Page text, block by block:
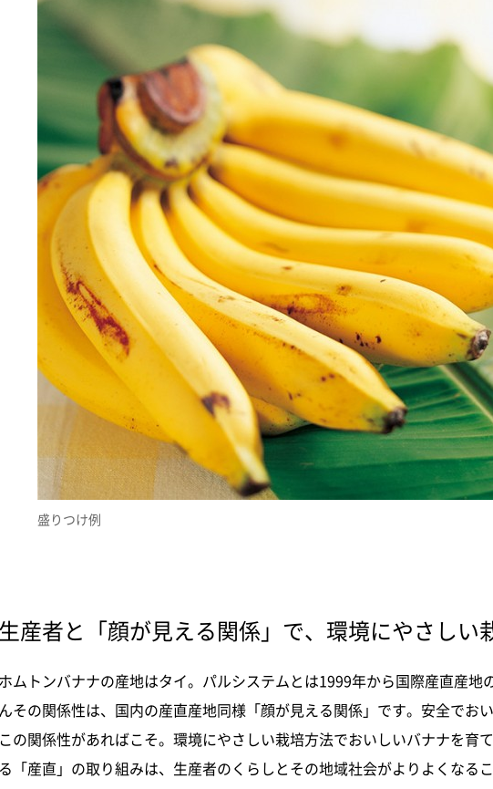
盛りつけ例
生産者と「顔が見える関係」で、環境にやさしい
ホムトンバナナの産地はタイ。パルシステムとは1999年から国際産直産地
んその関係性は、国内の産直産地同様「顔が見える関係」です。安全でお
この関係性があればこそ。環境にやさしい栽培方法でおいしいバナナを育
る「産直」の取り組みは、生産者のくらしとその地域社会がよりよくなる